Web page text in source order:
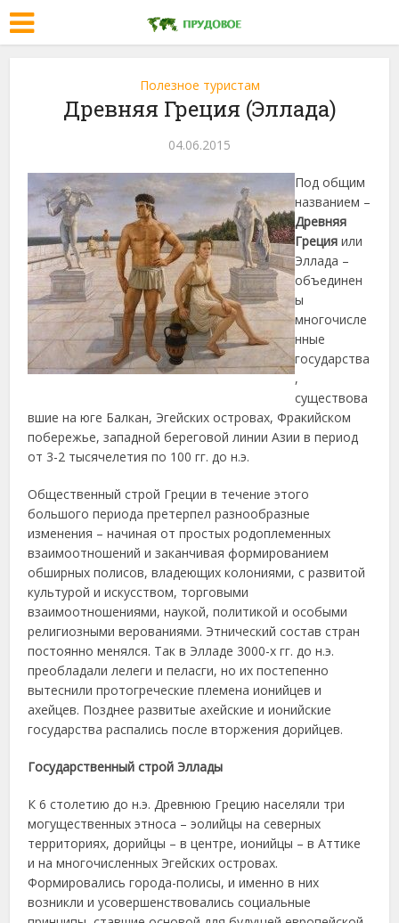
Полезное туристам
Древняя Греция (Эллада)
04.06.2015
Под общим
названием –
Древняя
Греция или
Эллада –
объединен
ы
многочисле
нные
государства
,
существова
вшие на юге Балкан, Эгейских островах, Фракийском
побережье, западной береговой линии Азии в период
от 3-2 тысячелетия по 100 гг. до н.э.
Общественный строй Греции в течение этого
большого периода претерпел разнообразные
изменения – начиная от простых родоплеменных
взаимоотношений и заканчивая формированием
обширных полисов, владеющих колониями, с развитой
культурой и искусством, торговыми
взаимоотношениями, наукой, политикой и особыми
религиозными верованиями. Этнический состав стран
постоянно менялся. Так в Элладе 3000-х гг. до н.э.
преобладали лелеги и пеласги, но их постепенно
вытеснили протогреческие племена ионийцев и
ахейцев. Позднее развитые ахейские и ионийские
государства распались после вторжения дорийцев.
Государственный строй Эллады
К 6 столетию до н.э. Древнюю Грецию населяли три
могущественных этноса – эолийцы на северных
территориях, дорийцы – в центре, ионийцы – в Аттике
и на многочисленных Эгейских островах.
Формировались города-полисы, и именно в них
возникли и усовершенствовались социальные